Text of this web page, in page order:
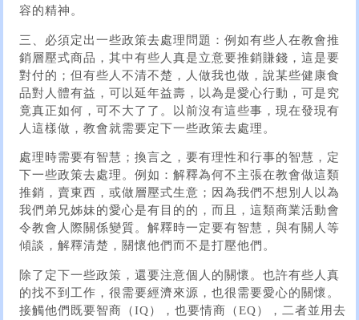
容的精神。
三、必須定出一些政策去處理問題：例如有些人在教會推
銷層壓式商品，其中有些人真是立意要推銷賺錢，這是要
對付的；但有些人不清不楚，人做我也做，說某些健康食
品對人體有益，可以延年益壽，以為是愛心行動，可是究
竟真正如何，可不大了了。以前沒有這些事，現在發現有
人這樣做，教會就需要定下一些政策去處理。
處理時需要有智慧；換言之，要有理性和行事的智慧，定
下一些政策去處理。例如：解釋為何不主張在教會做這類
推銷，賣東西，或做層壓式生意；因為我們不想別人以為
我們弟兄姊妹的愛心是有目的的，而且，這類商業活動會
令教會人際關係變質。解釋時一定要有智慧，與有關人等
傾談，解釋清楚，關懷他們而不是打壓他們。
除了定下一些政策，還要注意個人的關懷。也許有些人真
的找不到工作，很需要經濟來源，也很需要愛心的關懷。
接觸他們既要智商（IQ），也要情商（EQ），二者並用去